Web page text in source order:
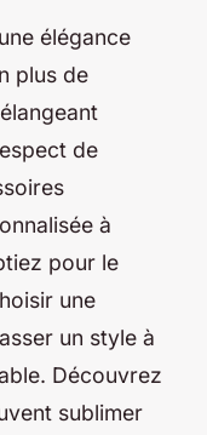
élégance
plus de
de
à
pour le
une
un style à
Découvrez
sublimer